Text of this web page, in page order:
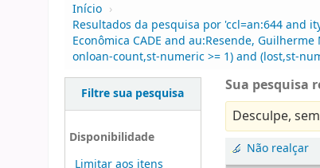
Início ›
Resultados da pesquisa por 'ccl=an:644 and
Econômica CADE and au:Resende,
onloan-count,st-numeric >= 1) and (lost,st-
Filtre sua pesquisa
Disponibilidade
Sua pesquisa
Desculpe,
Não realçar